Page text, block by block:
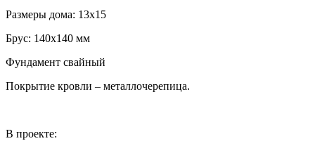
Размеры дома: 13х15
Брус: 140х140 мм
Фундамент свайный
Покрытие кровли – металлочерепица.
В проекте: